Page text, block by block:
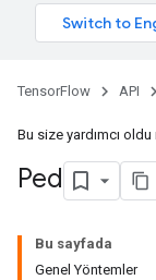
TensorFlow API
Bu size yardımcı oldu
Ped
Bu sayfada
Genel Yöntemler